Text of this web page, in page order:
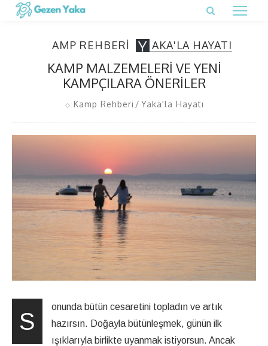
AMP REHBERI Y AKA'LA HAYATI
KAMP MALZEMELERI VE YENI
KAMPÇILARA ÖNERILER
Kamp Rehberi Yaka'la Hayatı
S
onunda bütün cesaretini topladın ve artık
hazırsın. Doğayla bütünleşmek, günün ilk
ışıklarıyla birlikte uyanmak istiyorsun. Ancak